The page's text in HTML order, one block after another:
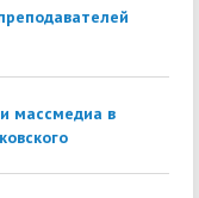
массмедиа в